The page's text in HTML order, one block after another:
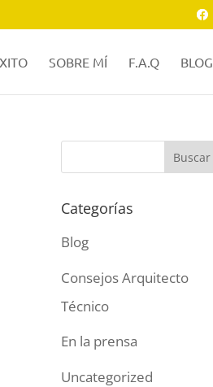
SOBRE MÍ F.A.Q BLOG
Categorías
Blog
Consejos Arquitecto
Técnico
En la prensa
Uncategorized